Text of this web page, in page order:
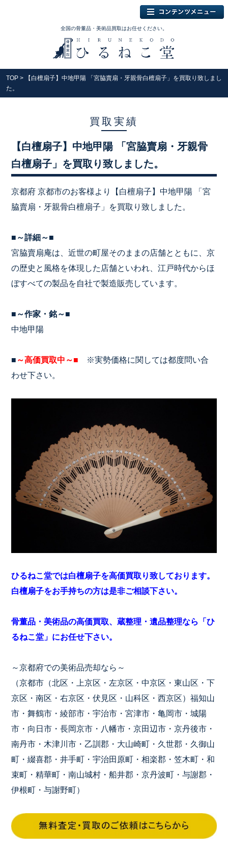
全国の骨董品・美術品買取はお任せください。
TOP > 【白檀扇子】中地甲陽 「宮脇賣扇・牙親骨白檀扇子」を買取り致しまし
た。
買取実績
【白檀扇子】中地甲陽 「宮脇賣扇・牙親骨
白檀扇子」を買取り致しました。
京都府 京都市のお客様より【白檀扇子】中地甲陽 「宮
脇賣扇・牙親骨白檀扇子」を買取り致しました。
■～詳細～■
宮脇賣扇庵は、近世の町屋そのままの店舗とともに、京
の歴史と風格を体現した店舗といわれ、江戸時代からほ
ぼすべての製品を自社で製造販売しています。
■～作家・銘～■
中地甲陽
■ ～高価買取中～■ ※実勢価格に関しては都度問い合
わせ下さい。
ひるねこ堂では白檀扇子を高価買取り致しております。
白檀扇子をお手持ちの方は是非ご相談下さい。
骨董品・美術品の高価買取、蔵整理・遺品整理なら「ひ
るねこ堂」にお任せ下さい。
～京都府での美術品売却なら～
（京都市（北区・上京区・左京区・中京区・東山区・下
京区・南区・右京区・伏見区・山科区・西京区）福知山
市・舞鶴市・綾部市・宇治市・宮津市・亀岡市・城陽
市・向日市・長岡京市・八幡市・京田辺市・京丹後市・
南丹市・木津川市・乙訓郡・大山崎町・久世郡・久御山
町・綴喜郡・井手町・宇治田原町・相楽郡・笠木町・和
束町・精華町・南山城村・船井郡・京丹波町・与謝郡・
伊根町・与謝野町）